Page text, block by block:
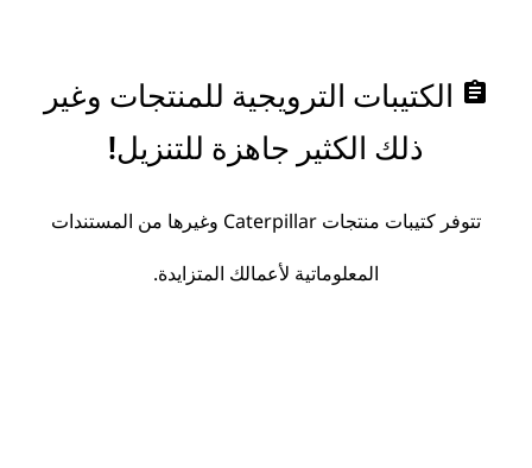
assignment الكتيبات الترويجية للمنتجات وغير
ذلك الكثير جاهزة للتنزيل!
تتوفر كتيبات منتجات Caterpillar وغيرها من المستندات
المعلوماتية لأعمالك المتزايدة.